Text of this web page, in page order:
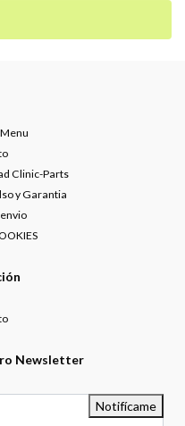
Clinic-Parts
y Garantia
Newsletter
Notifícame